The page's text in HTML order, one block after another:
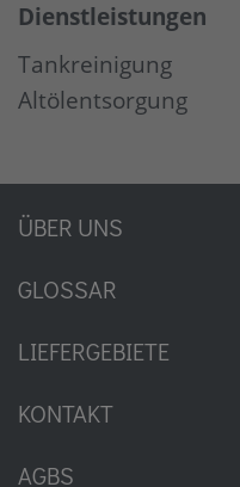
Dienstleistungen
Tankreinigung
Altölentsorgung
ÜBER UNS
GLOSSAR
LIEFERGEBIETE
KONTAKT
AGBS